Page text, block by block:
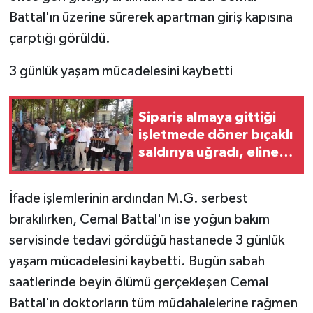
Battal'ın üzerine sürerek apartman giriş kapısına
çarptığı görüldü.
3 günlük yaşam mücadelesini kaybetti
Sipariş almaya gittiği
işletmede döner bıçaklı
saldırıya uğradı, eline
İfade işlemlerinin ardından M.G. serbest
bırakılırken, Cemal Battal'ın ise yoğun bakım
servisinde tedavi gördüğü hastanede 3 günlük
yaşam mücadelesini kaybetti. Bugün sabah
saatlerinde beyin ölümü gerçekleşen Cemal
Battal'ın doktorların tüm müdahalelerine rağmen